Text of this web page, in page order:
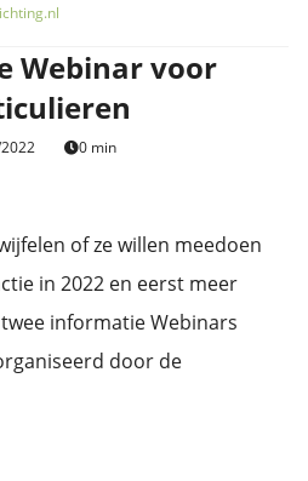
Webinar voor
0 min
of ze willen meedoen
in 2022 en eerst meer
informatie Webinars
door de